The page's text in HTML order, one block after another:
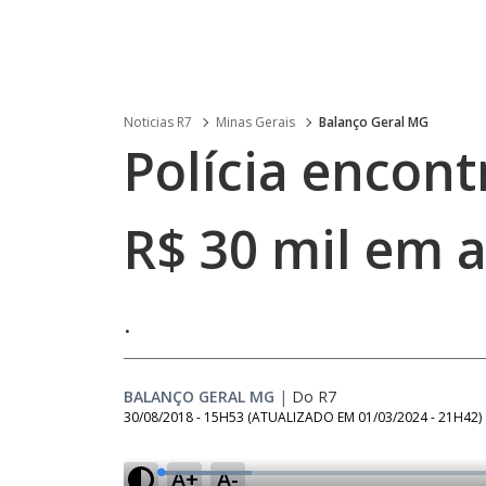
Noticias R7 Minas Gerais Balanço Geral MG
Polícia
R$ 30 mil em
.
BALANÇO GERAL MG | Do R7
30/08/2018 - 15H53 (ATUALIZADO EM 01/03/2024 - 21H42)
A+ A-
L